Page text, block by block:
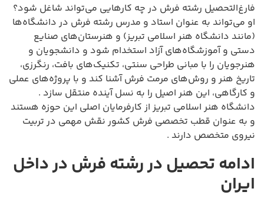
فارغ‌التحصیل رشته فرش در چه کارهایی می‌تواند شاغل شود؟
او می‌تواند به عنوان استاد و مدرس رشته فرش در دانشگاه‌ها
(مانند دانشگاه هنر اسلامی تبریز) و هنرستان‌های صنایع
دستی و آموزشگاه‌های آزاد استخدام شود و دانشجویان و
هنرجویان را با مبانی طراحی سنتی، تکنیک‌های بافت، رنگرزی،
تاریخ هنر و روش‌های مرمت فرش آشنا کند و با پروژه‌های عملی
و کارگاهی، این هنر اصیل را به نسل آینده منتقل سازد .
دانشگاه هنر اسلامی تبریز از کارفرمایان اصلی این حوزه هستند
و به عنوان قطب تخصصی فرش کشور نقش مهمی در تربیت
نیروی متخصص دارند .
ادامه تحصیل در رشته فرش در داخل
ایران